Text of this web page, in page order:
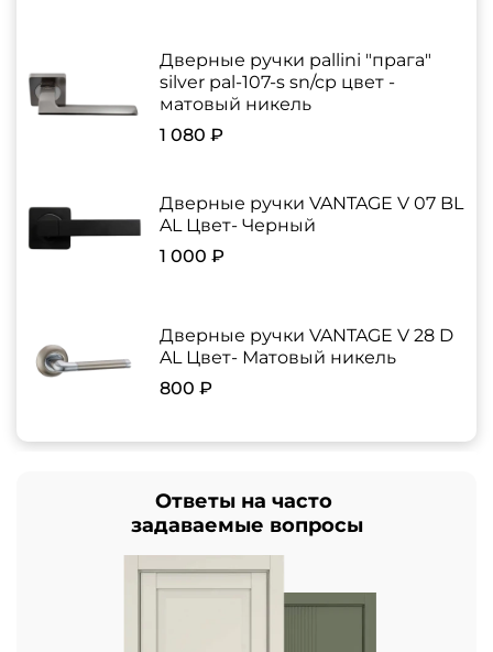
Дверные ручки pallini "прага"
silver pal-107-s sn/cp цвет -
матовый никель
1 080 ₽
Дверные ручки VANTAGE V 07 BL
AL Цвет- Черный
1 000 ₽
Дверные ручки VANTAGE V 28 D
AL Цвет- Матовый никель
800 ₽
Ответы на часто
задаваемые вопросы